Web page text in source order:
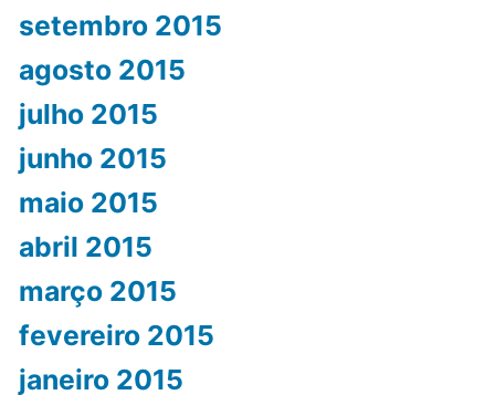
setembro 2015
agosto 2015
julho 2015
junho 2015
maio 2015
abril 2015
março 2015
fevereiro 2015
janeiro 2015